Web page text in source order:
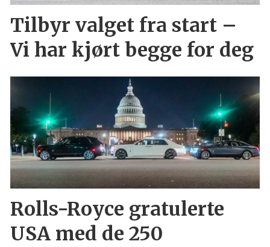
Tilbyr valget fra start –
Vi har kjørt begge for deg
Rolls-Royce gratulerte
USA med de 250